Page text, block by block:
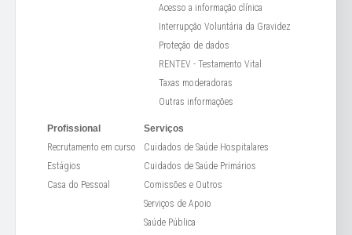
Acesso a informação clínica
Interrupção Voluntária da Gravidez
Proteção de dados
RENTEV - Testamento Vital
Taxas moderadoras
Outras informações
Profissional
Recrutamento em curso
Estágios
Casa do Pessoal
Serviços
Cuidados de Saúde Hospitalares
Cuidados de Saúde Primários
Comissões e Outros
Serviços de Apoio
Saúde Pública